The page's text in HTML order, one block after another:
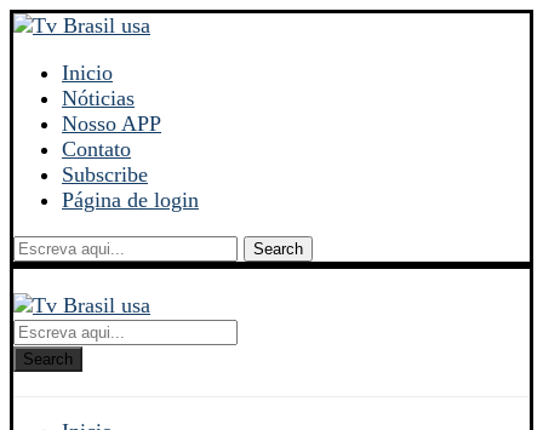
Inicio
Nóticias
Nosso APP
Contato
Subscribe
Página de login
Search
Search